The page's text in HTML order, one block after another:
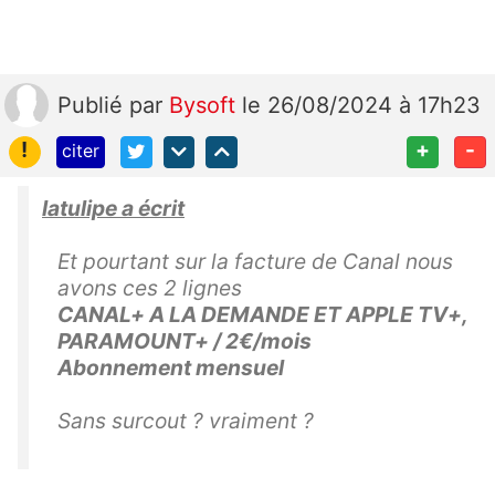
Publié par Bysoft le 26/08/2024 à 17h23
!
citer + -
latulipe a écrit
Et pourtant sur la facture de Canal nous
avons ces 2 lignes
CANAL+ A LA DEMANDE ET APPLE TV+,
PARAMOUNT+ / 2€/mois
Abonnement mensuel
Sans surcout ? vraiment ?